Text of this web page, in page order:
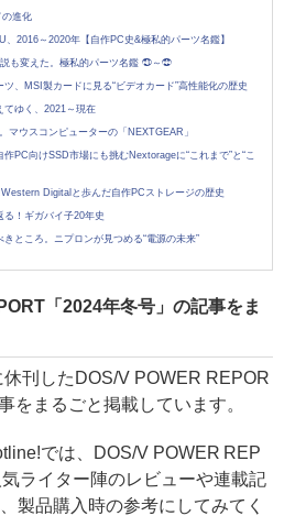
の進化
2016～2020年【自作PC史&極私的パーツ名鑑】
も変えた。極私的パーツ名鑑 ㉑～㉒
、MSI製カードに見る“ビデオカード”高性能化の歴史
てゆく、2021～現在
マウスコンピューターの「NEXTGEAR」
PC向けSSD市場にも挑むNextorageに“これまで”と“こ
Digitalと歩んだ自作PCストレージの歴史
る！ギガバイ子20年史
ところ。ニプロンが見つめる“電源の未来”
「2024年冬号」の記事をま
刊したDOS/V POWER REPOR
をまるごと掲載しています。
では、DOS/V POWER REP
ライター陣のレビューや連載記
製品購入時の参考にしてみてく